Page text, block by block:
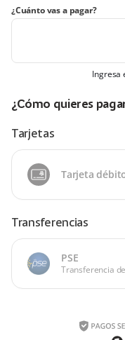
¿Cuánto vas a pagar?
Ingresa
¿Cómo quieres
Tarjetas
Tarjeta
Transferencias
PSE
Transferencia